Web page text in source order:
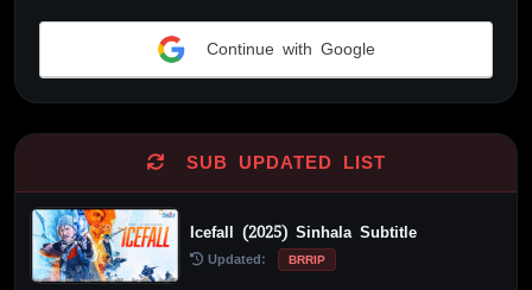
Continue with Google
SUB UPDATED LIST
Icefall (2025) Sinhala Subtitle
Updated: BRRIP